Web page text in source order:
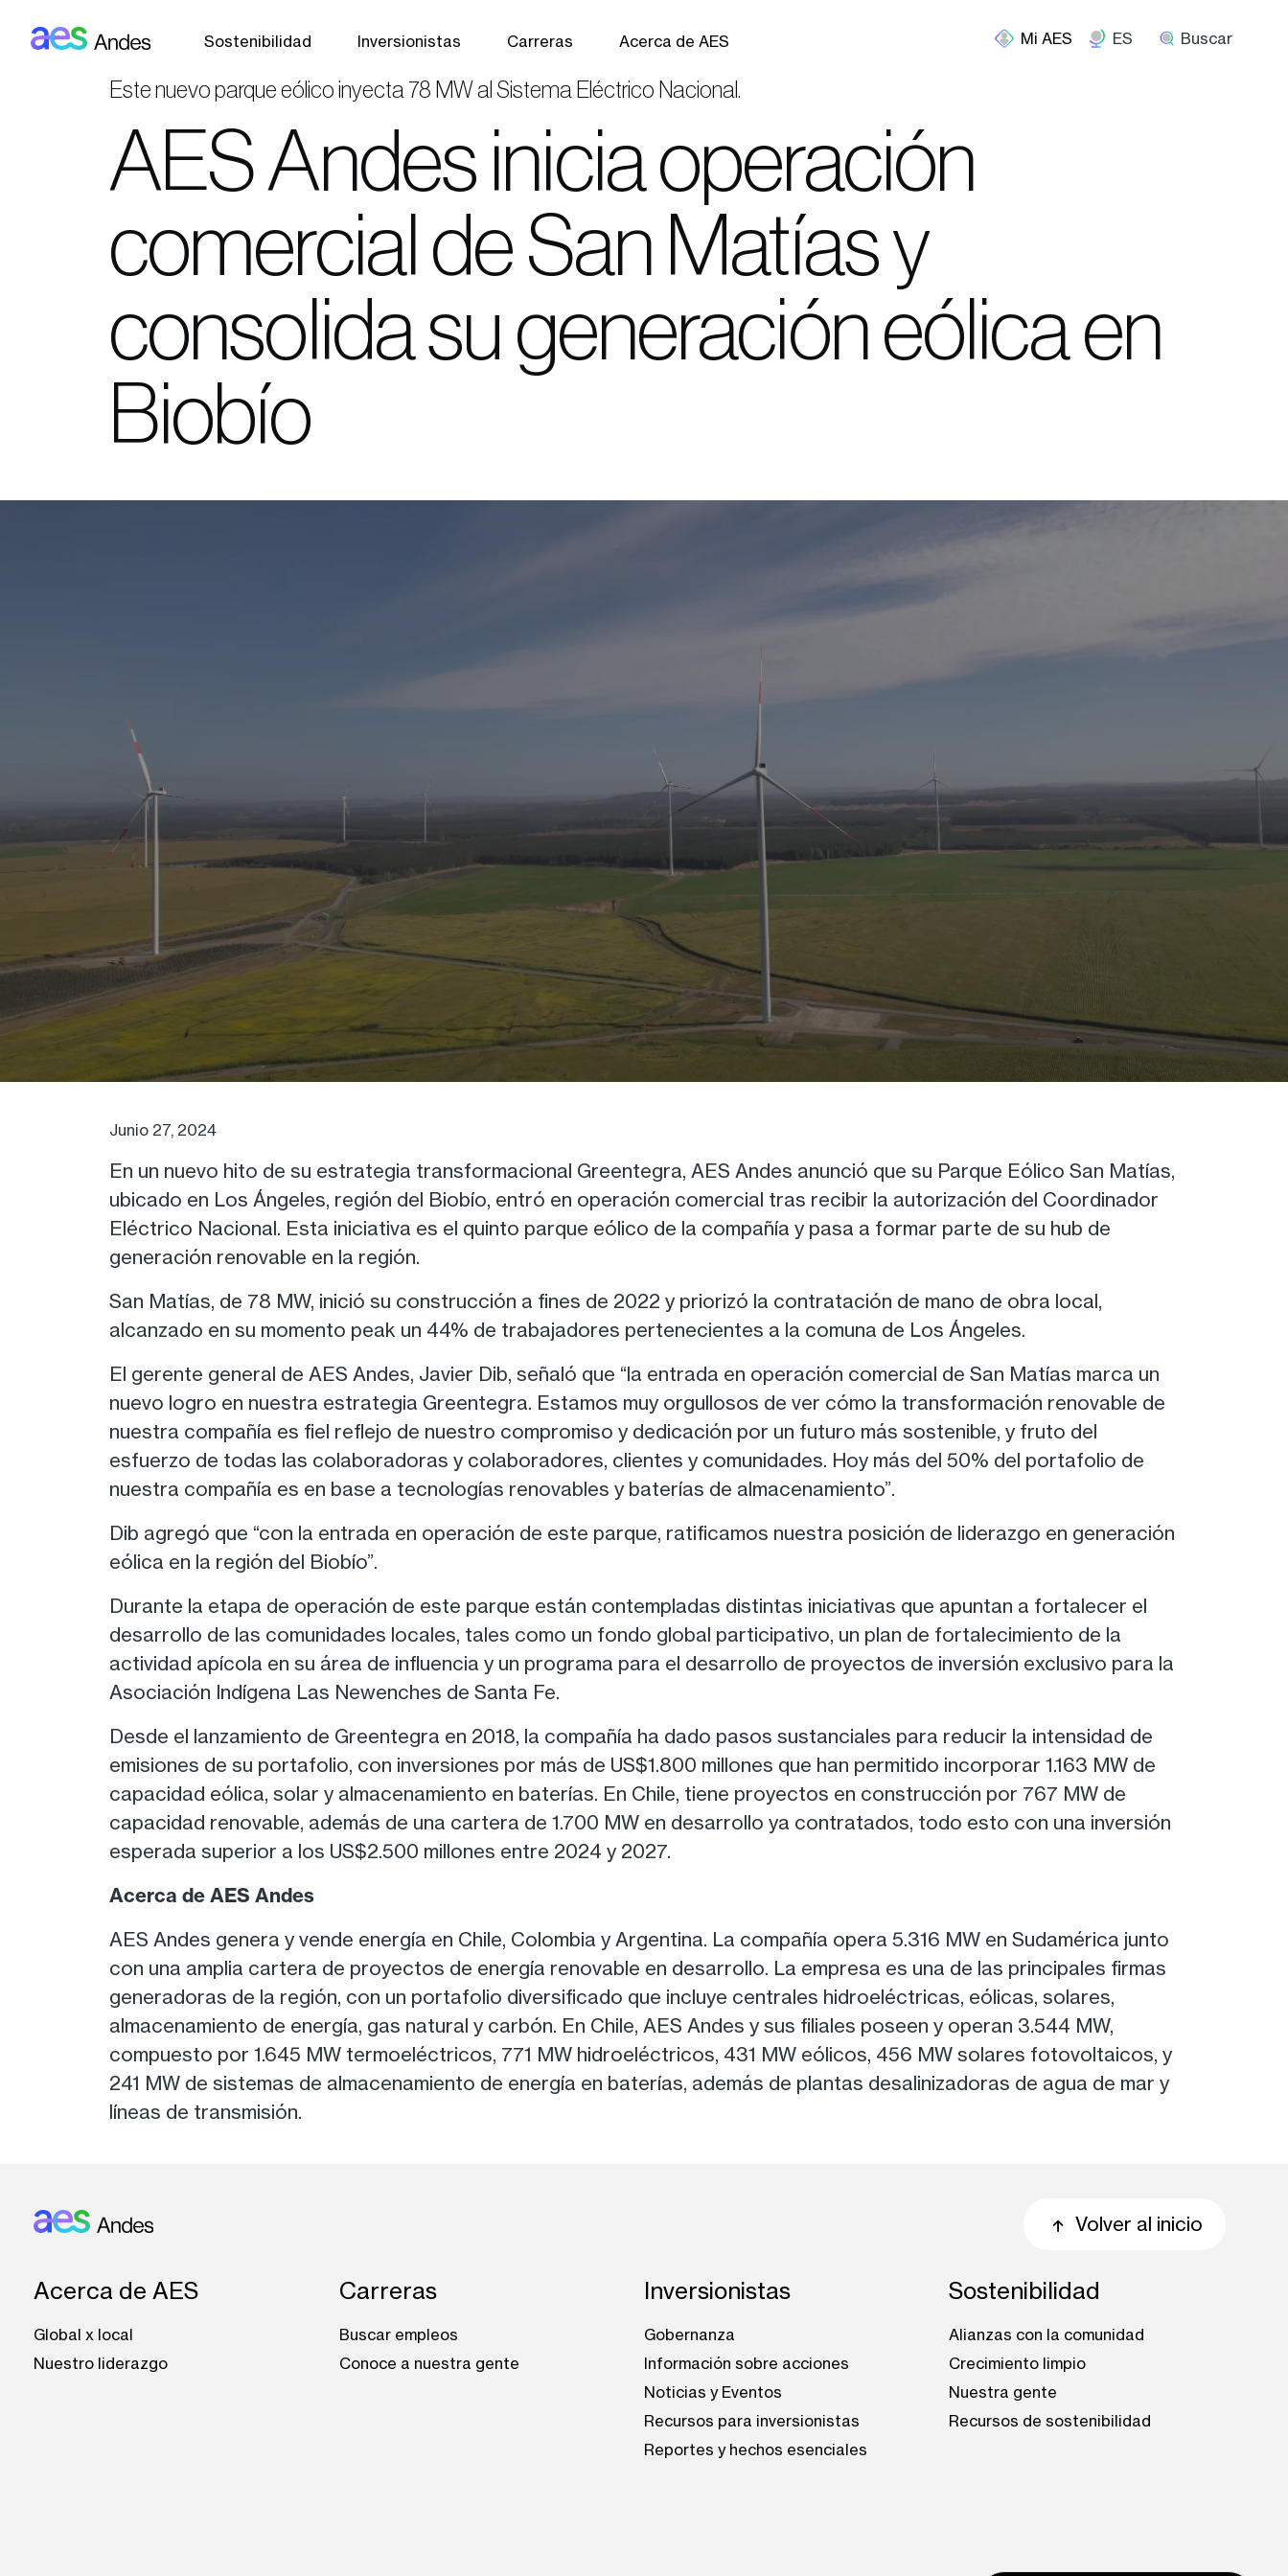
Sostenibilidad Inversionistas Carreras Acerca de AES ES Buscar
Este nuevo parque eólico inyecta 78 MW al Sistema Eléctrico Nacional.
AES Andes inicia operación
comercial de San Matías y
consolida su generación eólica en
Biobío
Junio 27, 2024
En un nuevo hito de su estrategia transformacional Greentegra, AES Andes anunció que su Parque Eólico San Matías,
ubicado en Los Ángeles, región del Biobío, entró en operación comercial tras recibir la autorización del Coordinador
Eléctrico Nacional. Esta iniciativa es el quinto parque eólico de la compañía y pasa a formar parte de su hub de
generación renovable en la región.
San Matías, de 78 MW, inició su construcción a fines de 2022 y priorizó la contratación de mano de obra local,
alcanzado en su momento peak un 44% de trabajadores pertenecientes a la comuna de Los Ángeles.
El gerente general de AES Andes, Javier Dib, señaló que “la entrada en operación comercial de San Matías marca un
nuevo logro en nuestra estrategia Greentegra. Estamos muy orgullosos de ver cómo la transformación renovable de
nuestra compañía es fiel reflejo de nuestro compromiso y dedicación por un futuro más sostenible, y fruto del
esfuerzo de todas las colaboradoras y colaboradores, clientes y comunidades. Hoy más del 50% del portafolio de
nuestra compañía es en base a tecnologías renovables y baterías de almacenamiento”.
Dib agregó que “con la entrada en operación de este parque, ratificamos nuestra posición de liderazgo en generación
eólica en la región del Biobío”.
Durante la etapa de operación de este parque están contempladas distintas iniciativas que apuntan a fortalecer el
desarrollo de las comunidades locales, tales como un fondo global participativo, un plan de fortalecimiento de la
actividad apícola en su área de influencia y un programa para el desarrollo de proyectos de inversión exclusivo para la
Asociación Indígena Las Newenches de Santa Fe.
Desde el lanzamiento de Greentegra en 2018, la compañía ha dado pasos sustanciales para reducir la intensidad de
emisiones de su portafolio, con inversiones por más de US$1.800 millones que han permitido incorporar 1.163 MW de
capacidad eólica, solar y almacenamiento en baterías. En Chile, tiene proyectos en construcción por 767 MW de
capacidad renovable, además de una cartera de 1.700 MW en desarrollo ya contratados, todo esto con una inversión
esperada superior a los US$2.500 millones entre 2024 y 2027.
Acerca de AES Andes
AES Andes genera y vende energía en Chile, Colombia y Argentina. La compañía opera 5.316 MW en Sudamérica junto
con una amplia cartera de proyectos de energía renovable en desarrollo. La empresa es una de las principales firmas
generadoras de la región, con un portafolio diversificado que incluye centrales hidroeléctricas, eólicas, solares,
almacenamiento de energía, gas natural y carbón. En Chile, AES Andes y sus filiales poseen y operan 3.544 MW,
compuesto por 1.645 MW termoeléctricos, 771 MW hidroeléctricos, 431 MW eólicos, 456 MW solares fotovoltaicos, y
241 MW de sistemas de almacenamiento de energía en baterías, además de plantas desalinizadoras de agua de mar y
líneas de transmisión.
Volver al inicio
Acerca de AES
Global x local
Nuestro liderazgo
Carreras
Buscar empleos
Conoce a nuestra gente
Inversionistas
Gobernanza
Información sobre acciones
Noticias y Eventos
Recursos para inversionistas
Reportes y hechos esenciales
Sostenibilidad
Alianzas con la comunidad
Crecimiento limpio
Nuestra gente
Recursos de sostenibilidad